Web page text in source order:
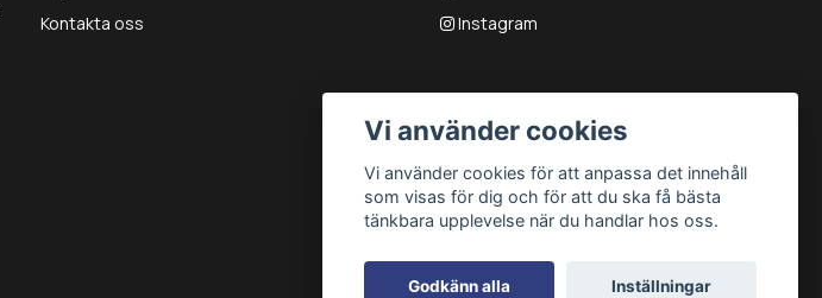
Kontakta oss
Instagram
Vi använder cookies
Vi använder cookies för att anpassa det innehåll
som visas för dig och för att du ska få bästa
tänkbara upplevelse när du handlar hos oss.
Godkänn alla Inställningar